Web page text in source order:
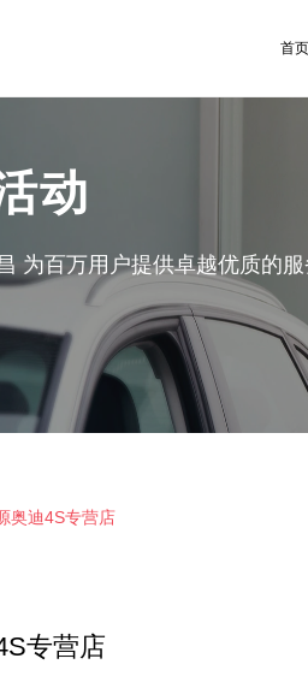
首页
动
为百万用户提供卓越优质的
奥迪4S专营店
专营店